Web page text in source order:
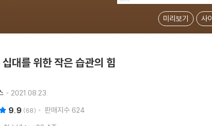
미리보기 사
대를 위한 작은 습관의 힘
2021.08.23.
9.9 68 판매지수 624